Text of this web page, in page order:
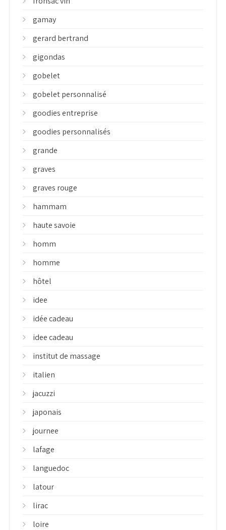
gamay
gerard bertrand
gigondas
gobelet
gobelet personnalisé
goodies entreprise
goodies personnalisés
grande
graves
graves rouge
hammam
haute savoie
homm
homme
hôtel
idee
idée cadeau
idee cadeau
institut de massage
italien
jacuzzi
japonais
journee
lafage
languedoc
latour
lirac
loire